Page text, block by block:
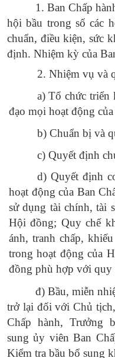
1. Ban Chấp
hội bầu trong số các
chuẩn, điều kiện, sức
định. Nhiệm kỳ của
2. Nhiệm vụ và
a) Tổ chức
đạo mọi hoạt động
b) Chuẩn bị và
c) Quyết định
d) Quyết định
hoạt động của Ban
sử dụng tài chính, tài
Hội đồng; Quy chế
ánh, tranh chấp,
trong hoạt động của
đồng phù hợp với quy
đ) Bầu, miễn
trở lại đối với Chủ
Chấp hành, Trưởng
sungủy viên Ban
Kiểm tra bầu bổ sung